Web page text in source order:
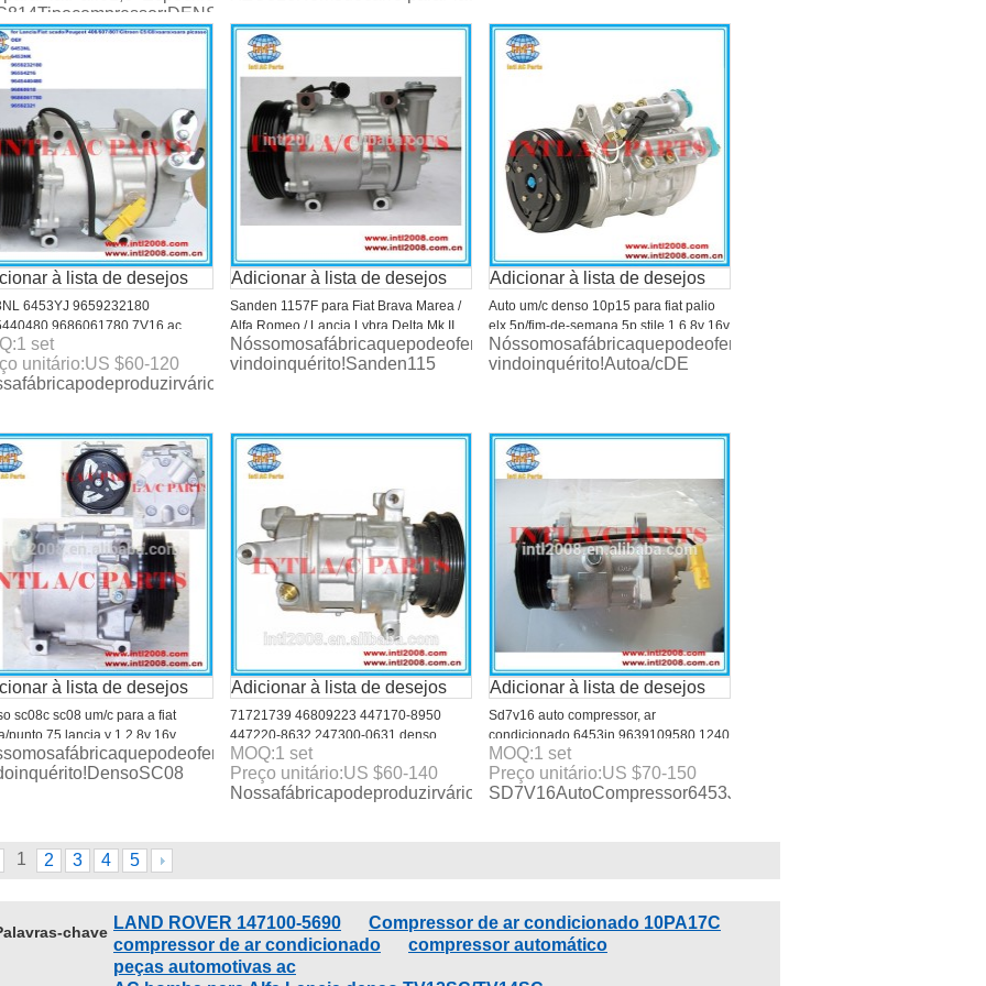
à lista de desejos
6453YJ 9659232180
9686061780 7V16 ac
para Lancia / Fiat scudo /
406 / 607 / 807 / Citroen C5 /
1 set
unitário:US $60-120
Adicionar à lista de desejos
Sanden 1157F para Fiat Brava Marea /
Alfa Romeo / Lancia Lybra Delta Mk II
1994-2005 compressor 60814396
60653652 71721751 71781783
Nóssomosafábricaquepodeoferecertodosostiposdecarroa/
vindoinquérito!Sanden115
Adicionar à lista de desejos
Auto um/c denso 10p15 para fiat palio
elx 5p/fim-de-semana 5p stile 1.6 8v 16v
1996-2001 compressor bc447170-6160
bc44710090609c
Nóssomosafábricaquepodeoferecertodosostiposdecarroa/
vindoinquérito!Autoa/cDE
à lista de desejos
sc08c sc08 um/c para a fiat
punto 75 lancia y 1.2 8v 16v
2000 compressor 467857720
592475900 442100-0280
ccompressorcomaltaqualidadeepreçocompetitivo,Bem-
Adicionar à lista de desejos
71721739 46809223 447170-8950
447220-8632 247300-0631 denso
5sl12c/5sl12c- t compressor ac para fiat
doblo/marea/linea/stilo 1.6
MOQ:1 set
Preço unitário:US $60-140
Adicionar à lista de desejos
Sd7v16 auto compressor, ar
condicionado 6453jn 9639109580 1240
6453lr 9646416780 1240 6453lx 6453lq
para peugeot/fiat/citroen
MOQ:1 set
Preço unitário:US $70-150
1 2 3 4 5
chave LAND ROVER 147100-5690
Compressor de ar condicionado 10PA17C
compressor de ar condicionado
compressor automático
peças automotivas ac